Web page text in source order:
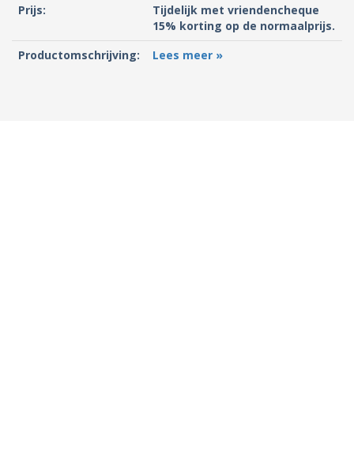
Prijs:
Tijdelijk met vriendencheque
15% korting op de normaalprijs.
Productomschrijving:
Lees meer »